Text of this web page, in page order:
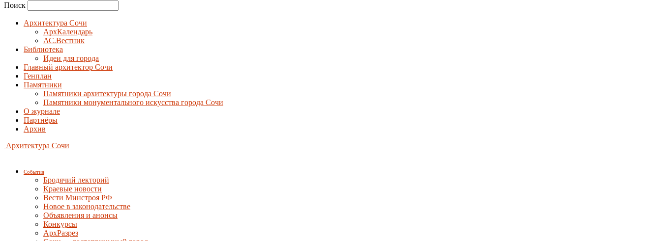
Поиск
Архитектура Сочи
АрхКалендарь
АС.Вестник
Библиотека
Идеи для города
Главный архитектор Сочи
Генплан
Памятники
Памятники архитектуры города Сочи
Памятники монументального искусства города Сочи
О журнале
Партнёры
Архив
Архитектура Сочи
События
Бродячий лекторий
Краевые новости
Вести Минстроя РФ
Новое в законодательстве
Объявления и анонсы
Конкурсы
АрхРазрез